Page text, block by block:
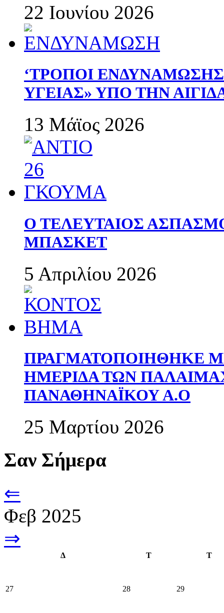
22 Ιουνίου 2026
‘ΤΡΟΠΟΙ
ΥΓΕΙΑΣ» ΥΠΟ ΤΗΝ
13 Μάϊος 2026
Ο ΤΕΛΕΥΤΑΙΟΣ
ΜΠΑΣΚΕΤ
5 Απριλίου 2026
ΠΡΑΓΜΑΤΟΠΟΙΗΘΗΚΕ
ΗΜΕΡΙΔΑ ΤΩΝ
ΠΑΝΑΘΗΝΑΪΚΟΥ Α.Ο
25 Μαρτίου 2026
Σαν Σήμερα
⇐
Φεβ 2025
⇒
Δ Τ Τ
27 28 29